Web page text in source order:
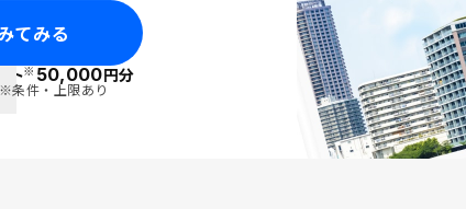
てみる
ト※50,000円分
※条件・上限あり